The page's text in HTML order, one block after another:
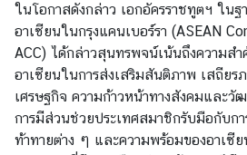
บ
ริ
ก
า
ร
ก
ง
ในโอกาสดังกล่าว เอกอัครราชทูตฯ ในฐ
อาเซียนในกรุงแคนเบอร์รา (ASEAN
ACC) ได้กล่าวสุนทรพจน์เน้นถึงความส
อาเซียนในการส่งเสริมสันติภาพ เสถียร
เศรษฐกิจ ความก้าวหน้าทางสังคมและวั
การมีส่วนช่วยประเทศสมาชิกรับมือกับก
ท้าทายต่าง ๆ และความพร้อมของอาเซี